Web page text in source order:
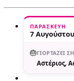
ΠΑΡΑΣΚΕΥΉ
7
🎂ΓΙΟΡΤΆΖΕΙ
Αστέριος,